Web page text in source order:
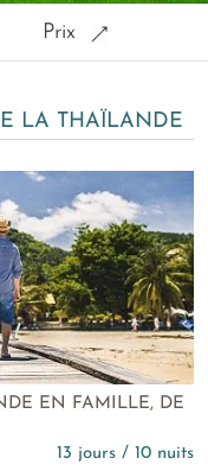
Prix
LA THAÏLANDE
EN FAMILLE, DE
13 jours / 10 nuits